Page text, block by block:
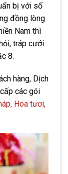
bị với số
đồng lòng
Nam thì
tráp cưới
8.
hàng, Dịch
các gói
Hoa tươi,